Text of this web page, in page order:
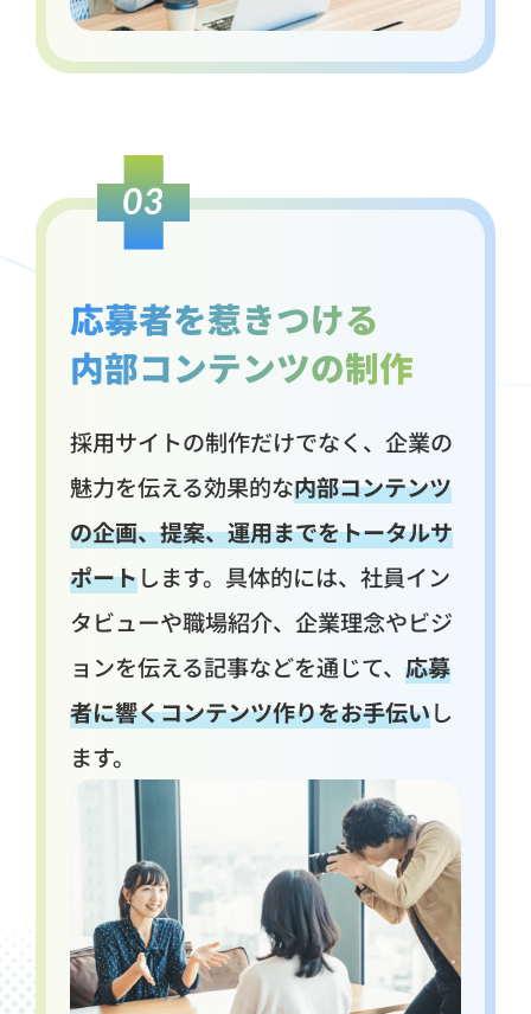
応募者を惹きつける
内部コンテンツの制作
採用サイトの制作だけでなく、企業の
魅力を伝える効果的な内部コンテンツ
の企画、提案、運用までをトータルサ
ポートします。具体的には、社員イン
タビューや職場紹介、企業理念やビジ
ョンを伝える記事などを通じて、 応募
者に響くコンテンツ作りをお手伝いし
ます。